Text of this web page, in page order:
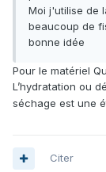
Moi j'utilise de
beaucoup de
bonne idée
Pour le matériel
L’hydratation ou
séchage est une
Citer